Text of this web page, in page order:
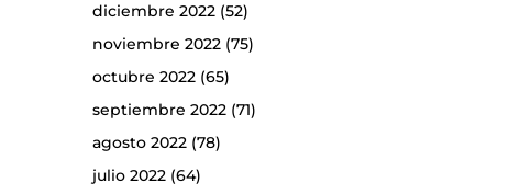
diciembre 2022(52)
noviembre 2022(75)
octubre 2022(65)
septiembre 2022(71)
agosto 2022(78)
julio 2022(64)